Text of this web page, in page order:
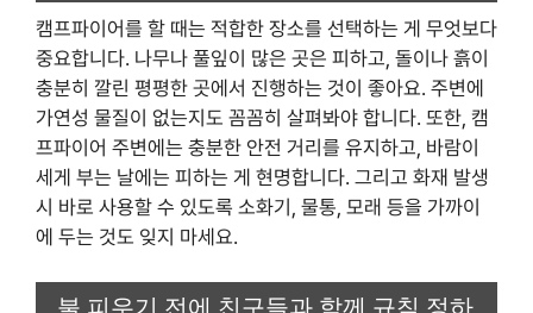
캠프파이어를 할 때는 적합한 장소를 선택하는 게 무엇보다
중요합니다. 나무나 풀잎이 많은 곳은 피하고, 돌이나 흙이
충분히 깔린 평평한 곳에서 진행하는 것이 좋아요. 주변에
가연성 물질이 없는지도 꼼꼼히 살펴봐야 합니다. 또한, 캠
프파이어 주변에는 충분한 안전 거리를 유지하고, 바람이
세게 부는 날에는 피하는 게 현명합니다. 그리고 화재 발생
시 바로 사용할 수 있도록 소화기, 물통, 모래 등을 가까이
에 두는 것도 잊지 마세요.